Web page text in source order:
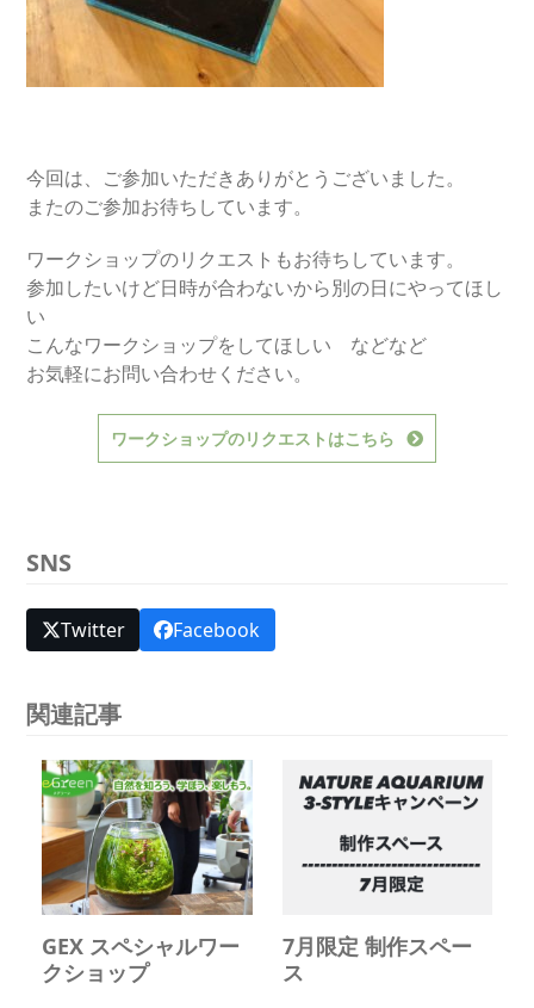
今回は、ご参加いただきありがとうございました。
またのご参加お待ちしています。
ワークショップのリクエストもお待ちしています。
参加したいけど日時が合わないから別の日にやってほし
い
こんなワークショップをしてほしい などなど
お気軽にお問い合わせください。
ワークショップのリクエストはこちら
SNS
Twitter Facebook
関連記事
GEX スペシャルワー
クショップ
7月限定 制作スペー
ス